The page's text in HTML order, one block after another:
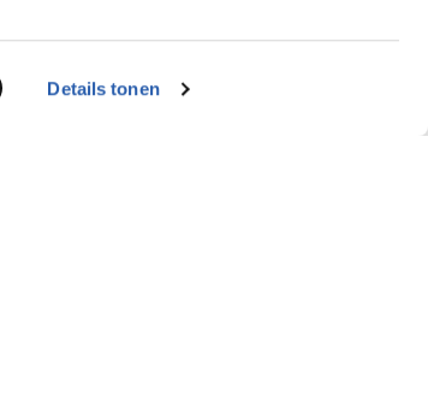
Details tonen